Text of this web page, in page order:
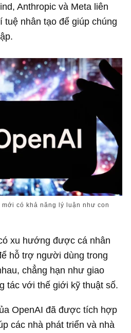
Anthropic và Meta liên
tuệ nhân tạo để giúp chúng
có khả năng lý luận như con
xu hướng được cá nhân
hỗ trợ người dùng trong
chẳng hạn như giao
tác với thế giới kỹ thuật số.
OpenAI đã được tích hợp
các nhà phát triển và nhà